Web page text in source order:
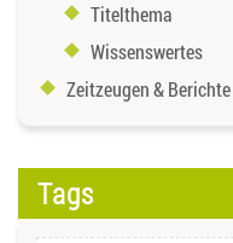
Titelthema
Wissenswertes
Zeitzeugen & Berichte
Tags